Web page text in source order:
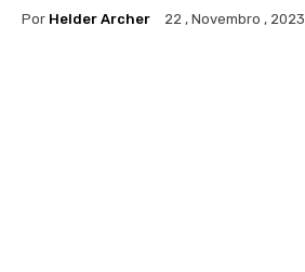
Por Helder Archer 22 , Novembro , 2023